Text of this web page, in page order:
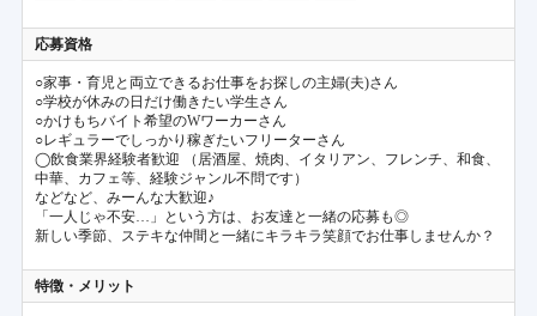
応募資格
○家事・育児と両立できるお仕事をお探しの主婦(夫)さん
○学校が休みの日だけ働きたい学生さん
○かけもちバイト希望のWワーカーさん
○レギュラーでしっかり稼ぎたいフリーターさん
◯飲食業界経験者歓迎 （居酒屋、焼肉、イタリアン、フレンチ、和食、
中華、カフェ等、経験ジャンル不問です）
などなど、みーんな大歓迎♪
「一人じゃ不安…」という方は、お友達と一緒の応募も◎
新しい季節、ステキな仲間と一緒にキラキラ笑顔でお仕事しませんか？
特徴・メリット